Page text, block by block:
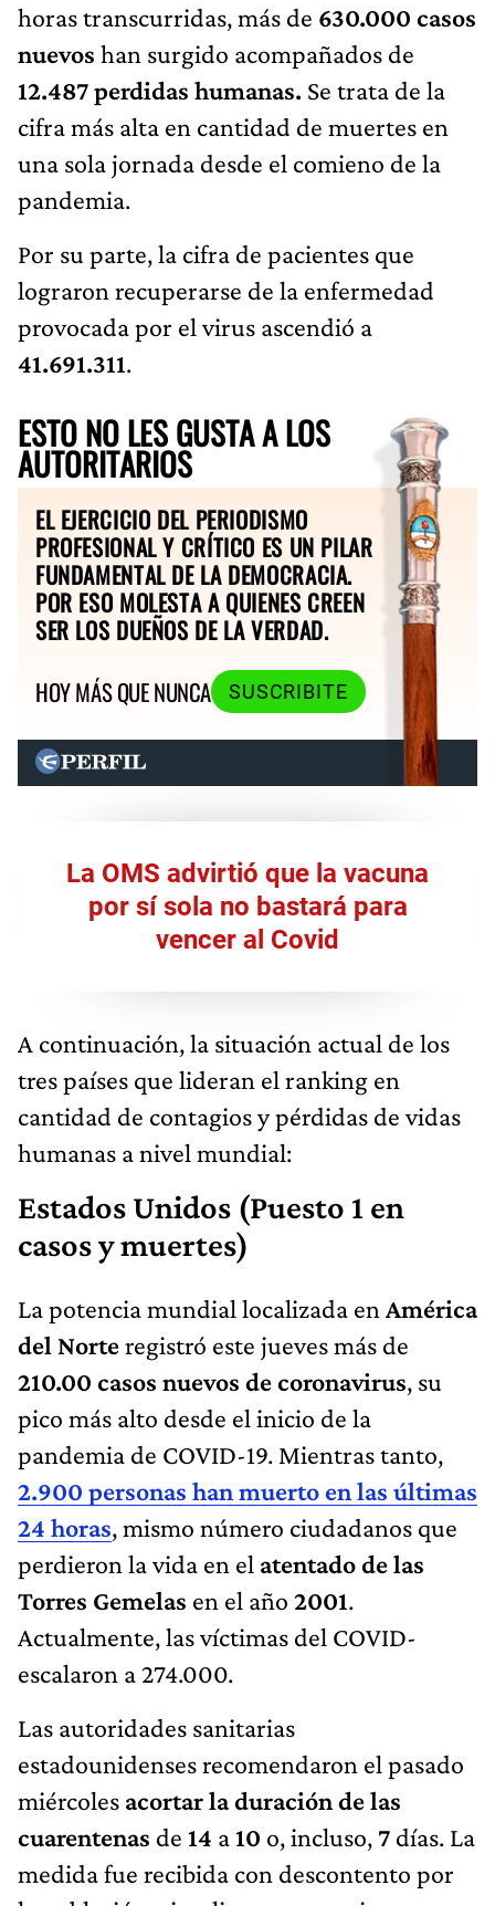
horas transcurridas, más de 630.000 casos
nuevos han surgido acompañados de
12.487 perdidas humanas. Se trata de la
cifra más alta en cantidad de muertes en
una sola jornada desde el comieno de la
pandemia.
Por su parte, la cifra de pacientes que
lograron recuperarse de la enfermedad
provocada por el virus ascendió a
41.691.311.
ESTO NO LES GUSTA A LOS
AUTORITARIOS
EL EJERCICIO DEL PERIODISMO
PROFESIONAL Y CRÍTICO ES UN PILAR
FUNDAMENTAL DE LA DEMOCRACIA.
POR ESO MOLESTA A QUIENES CREEN
SER LOS DUEÑOS DE LA VERDAD.
HOY MÁS QUE NUNCA
SUSCRIBITE
La OMS advirtió que la vacuna
por sí sola no bastará para
vencer al Covid
A continuación, la situación actual de los
tres países que lideran el ranking en
cantidad de contagios y pérdidas de vidas
humanas a nivel mundial:
Estados Unidos (Puesto 1 en
casos y muertes)
La potencia mundial localizada en América
del Norteregistró este jueves más de
210.00 casos nuevos de coronavirus, su
pico más alto desde el inicio de la
pandemia de COVID-19. Mientras tanto,
2.900 personas han muerto en las últimas
24 horas, mismo número ciudadanos que
perdieron la vida en el atentado de las
Torres Gemelas en el año 2001.
Actualmente, las víctimas del COVID-
escalaron a 274.000.
Las autoridades sanitarias
estadounidenses recomendaron el pasado
miércoles acortar la duración de las
cuarentenas de 14 a10 o, incluso, 7 días. La
medida fue recibida con descontento por